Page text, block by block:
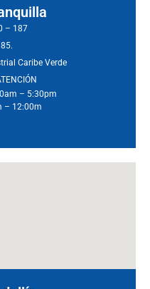
– 187
Caribe Verde
– 5:30pm
– 12:00m